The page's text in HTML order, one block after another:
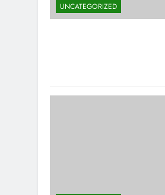
UNCATEGORIZED